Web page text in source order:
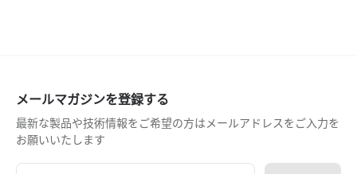
メールマガジンを登録する
最新な製品や技術情報をご希望の方はメールアドレスをご入力を
お願いいたします